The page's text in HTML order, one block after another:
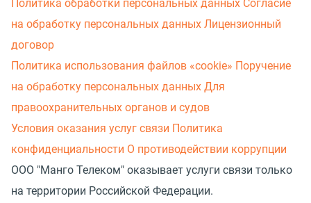
Политика обработки персональных данных Согласие
на обработку персональных данных Лицензионный
договор
Политика использования файлов «cookie» Поручение
на обработку персональных данных Для
правоохранительных органов и судов
Условия оказания услуг связи Политика
конфиденциальности О противодействии коррупции
ООО "Манго Телеком" оказывает услуги связи только
на территории Российской Федерации.